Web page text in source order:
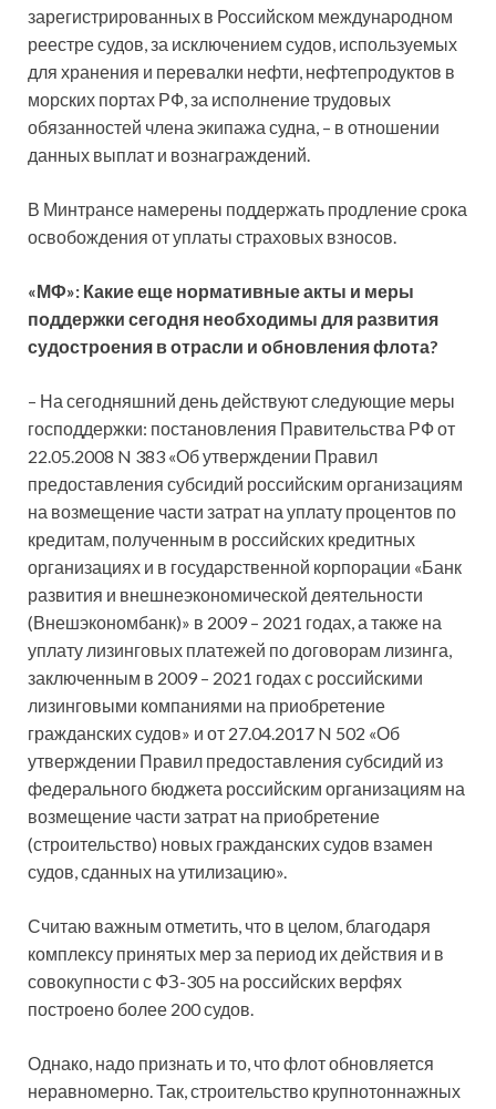
зарегистрированных в Российском международном
реестре судов, за исключением судов, используемых
для хранения и перевалки нефти, нефтепродуктов в
морских портах РФ, за исполнение трудовых
обязанностей члена экипажа судна, – в отношении
данных выплат и вознаграждений.
В Минтрансе намерены поддержать продление срока
освобождения от уплаты страховых взносов.
«МФ»: Какие еще нормативные акты и меры
поддержки сегодня необходимы для развития
судостроения в отрасли и обновления флота?
– На сегодняшний день действуют следующие меры
господдержки: постановления Правительства РФ от
22.05.2008 N 383 «Об утверждении Правил
предоставления субсидий российским организациям
на возмещение части затрат на уплату процентов по
кредитам, полученным в российских кредитных
организациях и в государственной корпорации «Банк
развития и внешнеэкономической деятельности
(Внешэкономбанк)» в 2009 – 2021 годах, а также на
уплату лизинговых платежей по договорам лизинга,
заключенным в 2009 – 2021 годах с российскими
лизинговыми компаниями на приобретение
гражданских судов» и от 27.04.2017 N 502 «Об
утверждении Правил предоставления субсидий из
федерального бюджета российским организациям на
возмещение части затрат на приобретение
(строительство) новых гражданских судов взамен
судов, сданных на утилизацию».
Считаю важным отметить, что в целом, благодаря
комплексу принятых мер за период их действия и в
совокупности с ФЗ-305 на российских верфях
построено более 200 судов.
Однако, надо признать и то, что флот обновляется
неравномерно. Так, строительство крупнотоннажных